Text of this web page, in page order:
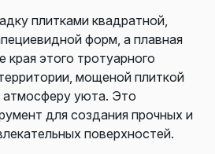
плитками квадратной,
форм, а плавная
края этого тротуарного
мощеной плиткой
уюта. Это
для создания прочных и
поверхностей.